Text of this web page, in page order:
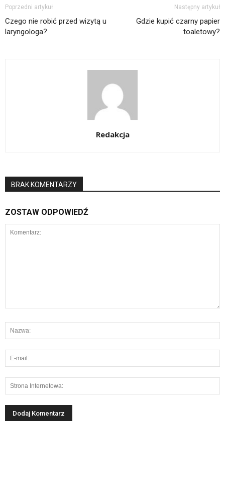
Poprzedni artykuł
Czego nie robić przed wizytą u
laryngologa?
Następny artykuł
Gdzie kupić czarny papier
toaletowy?
Redakcja
BRAK KOMENTARZY
ZOSTAW ODPOWIEDŹ